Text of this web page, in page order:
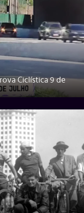
Ciclística 9 de